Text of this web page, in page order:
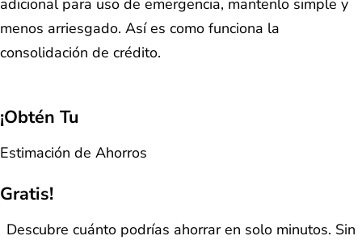
menos arriesgado. Así es como funciona la
consolidación de crédito.
¡Obtén Tu
Estimación de Ahorros
Gratis!
Descubre cuánto podrías ahorrar en solo minutos. Sin